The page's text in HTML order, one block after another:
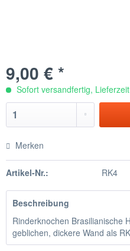
9,00 € *
Sofort versandfertig,
Merken
Artikel-Nr.: RK4
Beschreibung
Rinderknochen Brasilianische
geblichen, dickere Wand als